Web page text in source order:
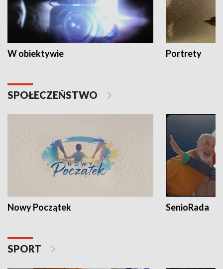
W obiektywie Portrety
SPOŁECZEŃSTWO
Nowy Początek SenioRada
SPORT